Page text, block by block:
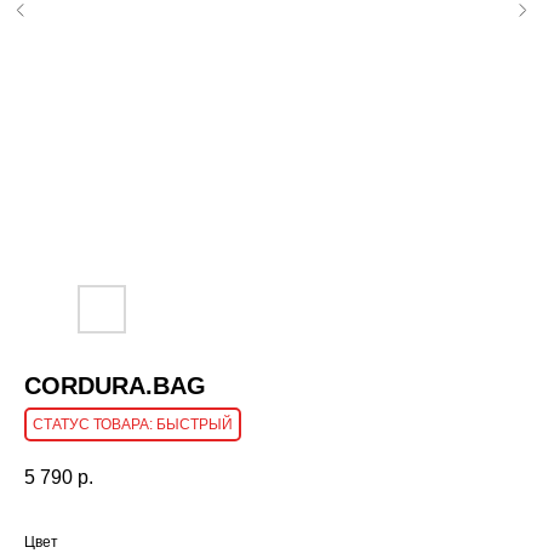
CORDURA.BAG
БЫСТРЫЙ
5 790 р.
Цвет